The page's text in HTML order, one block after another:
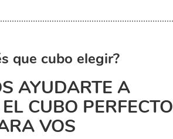
que cubo elegir?
AYUDARTE A
CUBO PERFECTO
VOS